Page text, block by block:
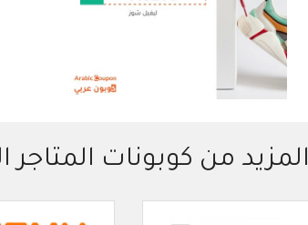
المزيد من كوبونات المتاجر